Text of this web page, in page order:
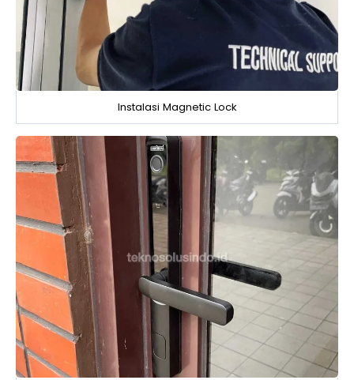
Instalasi Magnetic Lock